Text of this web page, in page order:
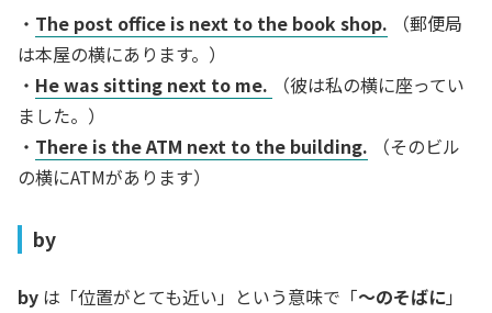
・ The post office is next to the book shop. （郵便局
は本屋の横にあります。）
・ He was sitting next to me.
（彼は私の横に座ってい
ました。）
・ There is the ATM next to the building. （そのビル
の横にATMがあります）
by
by は「位置がとても近い」という意味で「～のそばに」